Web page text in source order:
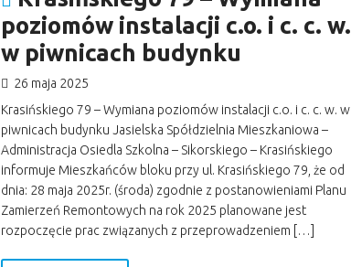
poziomów instalacji c.o. i c. c. w.
w piwnicach budynku
26 maja 2025
Krasińskiego 79 – Wymiana poziomów instalacji c.o. i c. c. w. w
piwnicach budynku Jasielska Spółdzielnia Mieszkaniowa –
Administracja Osiedla Szkolna – Sikorskiego – Krasińskiego
informuje Mieszkańców bloku przy ul. Krasińskiego 79, że od
dnia: 28 maja 2025r. (środa) zgodnie z postanowieniami Planu
Zamierzeń Remontowych na rok 2025 planowane jest
rozpoczęcie prac związanych z przeprowadzeniem […]